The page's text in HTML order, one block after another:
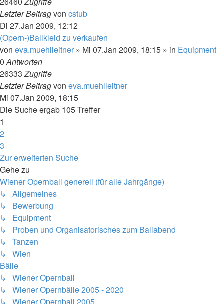
Letzter Beitragvon cstub
Di 27.Jan 2009, 12:12
(Opern-)Ballkleid zu verkaufen
von eva.muehlleitner » Mi 07.Jan 2009, 18:15 » in Equipment
0Antworten
26333Zugriffe
Letzter Beitragvon eva.muehlleitner
Mi 07.Jan 2009, 18:15
Die Suche ergab 105 Treffer
1
2
3
Nächste
Zur erweiterten Suche
Gehe zu
Wiener Opernball generell (für alle Jahrgänge)
↳ Allgemeines
↳ Bewerbung
↳ Equipment
↳ Proben und Organisatorisches zum Ballabend
↳ Tanzen
↳ Wien
Bälle
↳ Wiener Opernball
↳ Wiener Opernbälle 2005 - 2020